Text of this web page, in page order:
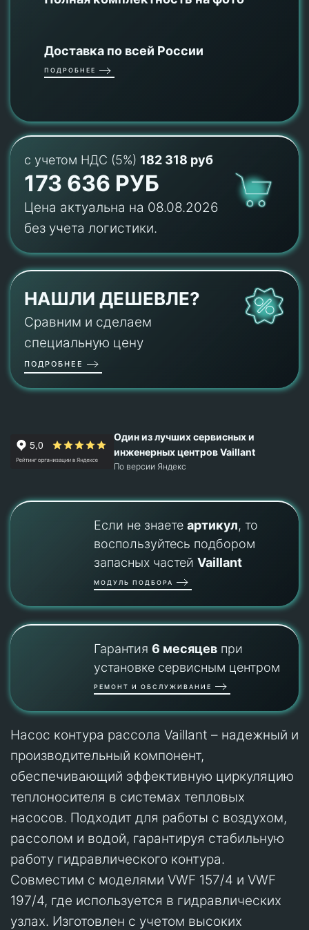
Доставка по всей России
ПОДРОБНЕЕ
с учетом НДС (5%) 182 318 руб
173 636 РУБ
Цена актуальна на 08.08.2026
без учета логистики.
НАШЛИ ДЕШЕВЛЕ?
Сравним и сделаем
специальную цену
ПОДРОБНЕЕ
Один из лучших сервисных и
инженерных центров Vaillant
По версии Яндекс
Если не знаете артикул, то
воспользуйтесь подбором
запасных частей Vaillant
МОДУЛЬ ПОДБОРА
Гарантия 6 месяцевпри
установке сервисным центром
РЕМОНТ И ОБСЛУЖИВАНИЕ
Насос контура рассола Vaillant – надежный и
производительный компонент,
обеспечивающий эффективную циркуляцию
теплоносителя в системах тепловых
насосов. Подходит для работы с воздухом,
рассолом и водой, гарантируя стабильную
работу гидравлического контура.
Совместим с моделями VWF 157/4 и VWF
197/4, где используется в гидравлических
узлах. Изготовлен с учетом высоких